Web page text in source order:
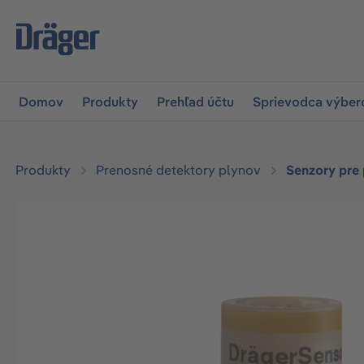
na hlavnú navigáciu
Domov Produkty Prehľad účtu Sprievodca
Produkty Prenosné detektory plynov Senzory